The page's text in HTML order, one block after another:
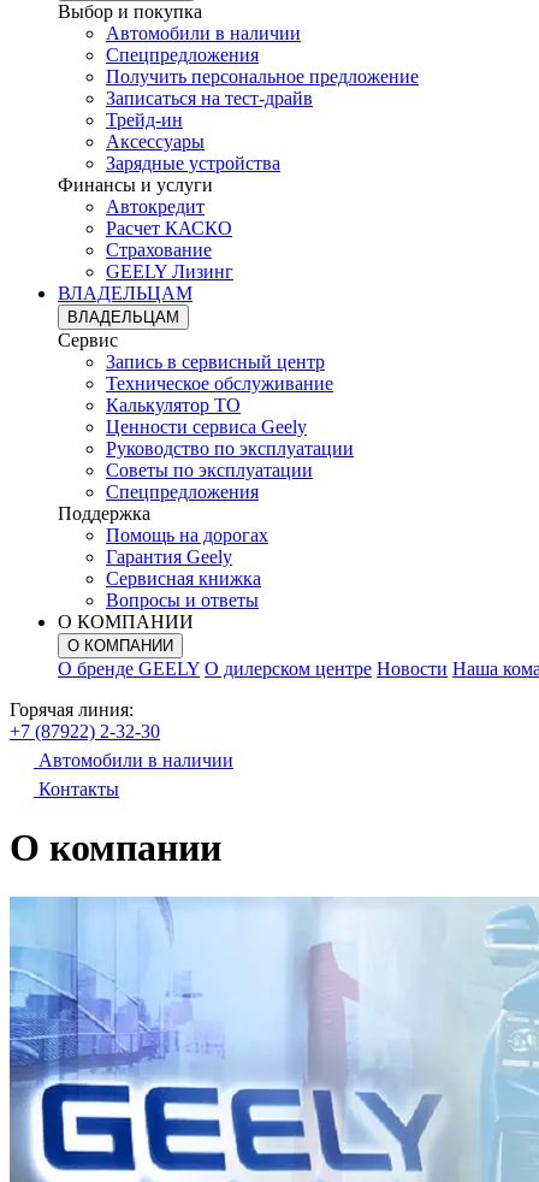
Выбор и покупка
Автомобили в наличии
Спецпредложения
Получить персональное предложение
Записаться на тест-драйв
Трейд-ин
Аксессуары
Зарядные устройства
Финансы и услуги
Автокредит
Расчет КАСКО
Страхование
GEELY Лизинг
ВЛАДЕЛЬЦАМ
ВЛАДЕЛЬЦАМ
Сервис
Запись в сервисный центр
Техническое обслуживание
Калькулятор ТО
Ценности сервиса Geely
Руководство по эксплуатации
Советы по эксплуатации
Спецпредложения
Поддержка
Помощь на дорогах
Гарантия Geely
Сервисная книжка
Вопросы и ответы
О КОМПАНИИ
О КОМПАНИИ
О бренде GEELY О дилерском центре Новости Наша
Горячая линия:
+7 (87922) 2-32-30
Автомобили в наличии
Контакты
О компании